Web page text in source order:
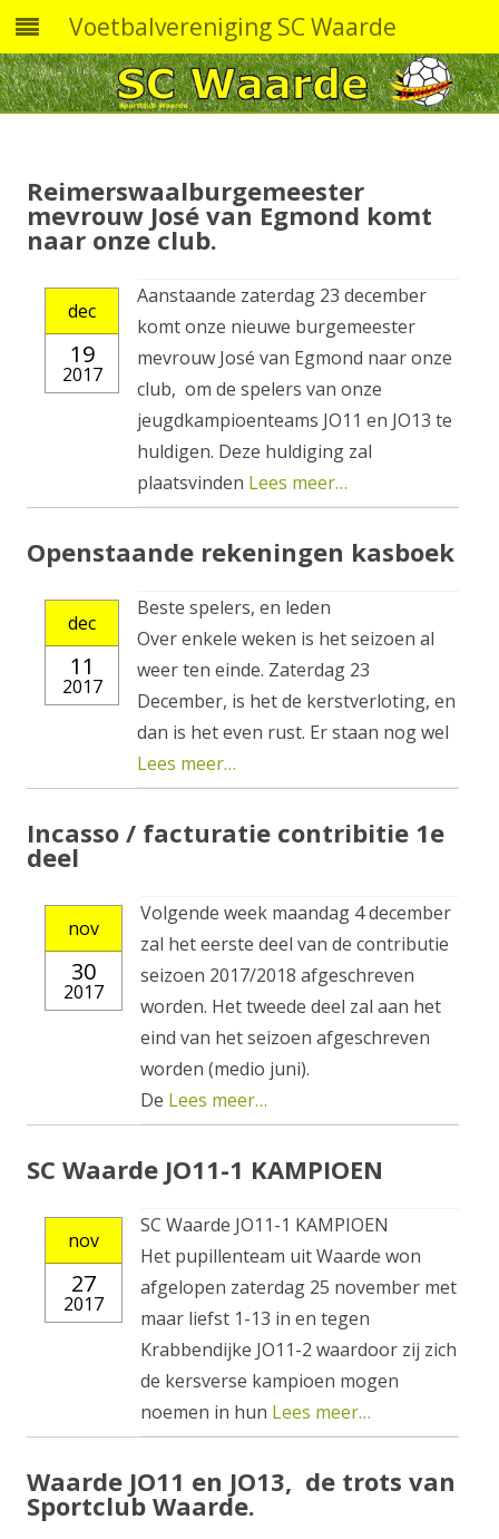
Voetbalvereniging SC Waarde
Reimerswaalburgemeester
mevrouw José van Egmond komt
naar onze club.
dec
19
2017
Aanstaande zaterdag 23 december
komt onze nieuwe burgemeester
mevrouw José van Egmond naar onze
club, om de spelers van onze
jeugdkampioenteams JO11 en JO13 te
huldigen. Deze huldiging zal
plaatsvinden Lees meer…
Openstaande rekeningen kasboek
dec
11
2017
Beste spelers, en leden
Over enkele weken is het seizoen al
weer ten einde. Zaterdag 23
December, is het de kerstverloting, en
dan is het even rust. Er staan nog wel
Lees meer…
Incasso / facturatie contribitie 1e
deel
nov
30
2017
Volgende week maandag 4 december
zal het eerste deel van de contributie
seizoen 2017/2018 afgeschreven
worden. Het tweede deel zal aan het
eind van het seizoen afgeschreven
worden (medio juni).
De Lees meer…
SC Waarde JO11-1 KAMPIOEN
nov
27
2017
SC Waarde JO11-1 KAMPIOEN
Het pupillenteam uit Waarde won
afgelopen zaterdag 25 november met
maar liefst 1-13 in en tegen
Krabbendijke JO11-2 waardoor zij zich
de kersverse kampioen mogen
noemen in hun Lees meer…
Waarde JO11 en JO13, de trots van
Sportclub Waarde.